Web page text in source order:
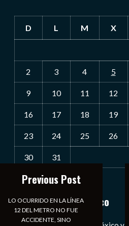
D L M X
2 3 4 5
9 10 11 12
16 17 18 19
23 24 25 26
30 31
« Jul
Notiexpress de México
Previous Post
LO OCURRIDO EN LA LÍNEA
12 DEL METRO NO FUE
ACCIDENTE, SINO